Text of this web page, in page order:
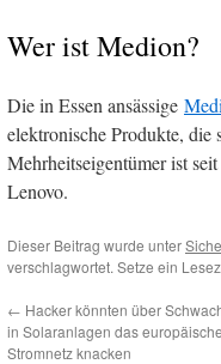
Wer ist Medion?
Die in Essen ansässige
elektronische Produkte, die
Mehrheitseigentümer ist
Lenovo.
Dieser Beitrag wurde unter
verschlagwortet. Setze ein
← Hacker könnten über
in Solaranlagen das europäische
Stromnetz knacken